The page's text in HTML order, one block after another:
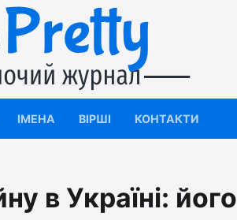
ІМЕНА ВІРШІ КОНТАКТИ
в Україні: його